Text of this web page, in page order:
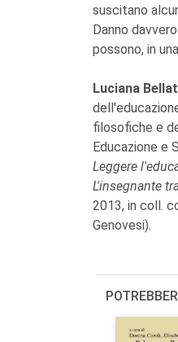
suscitano
Danno
possono, in
Luciana
filosofiche e
Educazione e
Leggere
L'insegnante
2013, in coll.
Genovesi).